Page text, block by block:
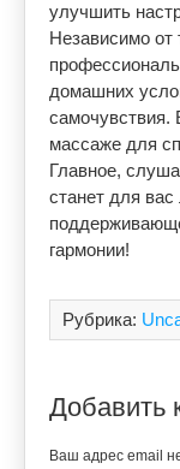
улучшить
Независимо от
домашних
самочувствия.
массаже для
Главное,
станет для
гармонии!
Рубрика:
Добавить
Ваш адрес email